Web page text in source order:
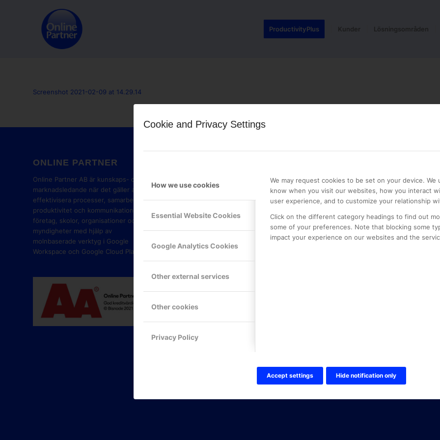
Cookie and Privacy Settings
How we use cookies
Essential Website Cookies
Google Analytics Cookies
Other external services
Other cookies
Privacy Policy
We may request cookies to be set on your device. We
know when you visit our websites, how you interact
user experience, and to customize your relationship
Click on the different category headings to find out
some of your preferences. Note that blocking some
impact your experience on our websites and the
Accept settings Hide notification only
ProductivityPlus Kunder Lösningsområden
Screenshot 2021-02-09 at 14.29.14
ONLINE PARTNER
Online Partner AB är kunskaps- och
marknadsledande när det gäller att
effektivisera processer, samarbete,
produktivitet och kommunikation i
företag, skolor, organisationer och
myndigheter med hjälp av
molnbaserade verktyg i Google
Workspace och Google Cloud Platform.
ONLINE PARTNER AB
Mejerivägen 3
117 61 Stockholm
Tel: 08-42 00 04 00
Hitta hit